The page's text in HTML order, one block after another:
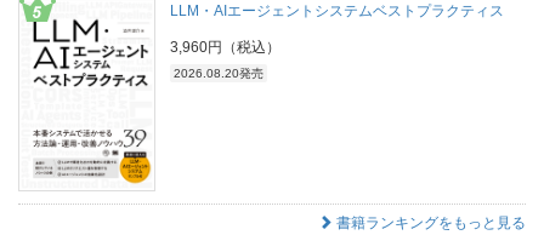
LLM・AIエージェントシステムベストプラクティス
3,960円（税込）
2026.08.20発売
書籍ランキングをもっと見る